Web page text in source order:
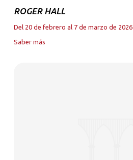
ROGER HALL
Del 20 de febrero al 7 de marzo de 2026
Saber más